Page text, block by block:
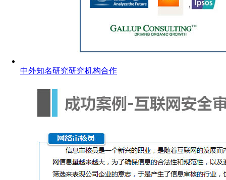
中外知名研究研究机构合作